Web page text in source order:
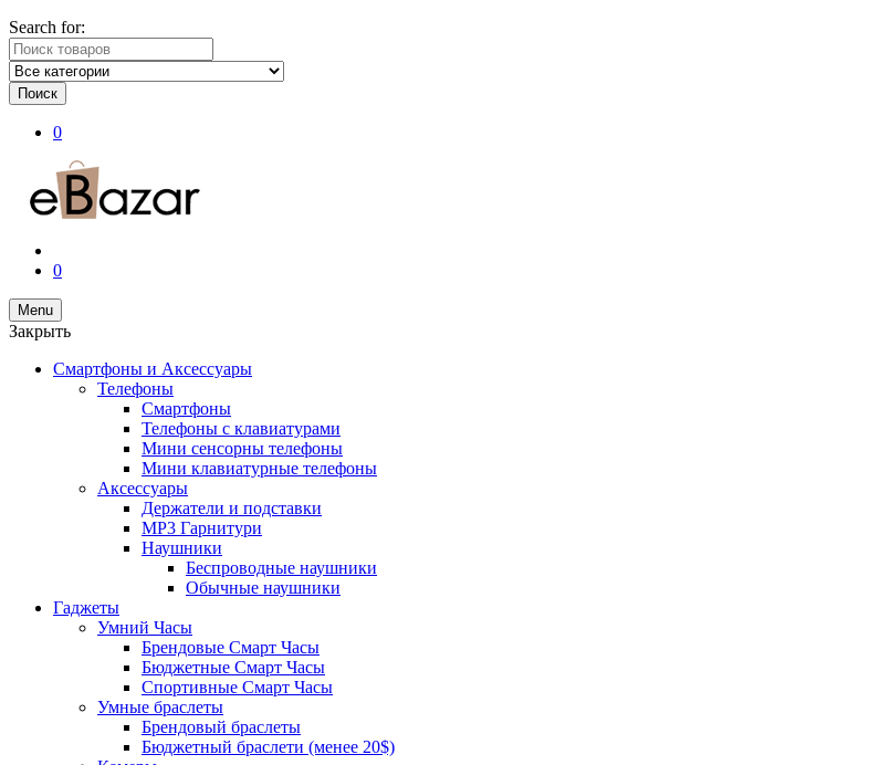
Search for:
Поиск
0
0
Menu
Закрыть
Смартфоны и Аксессуары
Телефоны
Смартфоны
Телефоны с клавиатурами
Мини сенсорны телефоны
Мини клавиатурные телефоны
Аксессуары
Держатели и подставки
MP3 Гарнитури
Наушники
Беспроводные наушники
Обычные наушники
Гаджеты
Умний Часы
Брендовые Смарт Часы
Бюджетные Смарт Часы
Спортивные Смарт Часы
Умные браслеты
Брендовый браслеты
Бюджетный браслети (менее 20$)